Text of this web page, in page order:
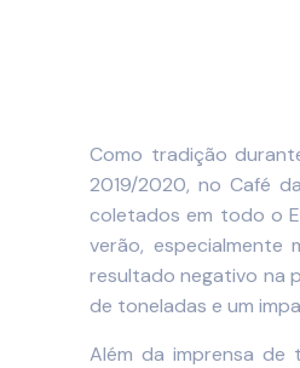
Como tradição
2019/2020, no Café
coletados em todo o
verão, especialmente
resultado negativo na
de toneladas e um
Além da imprensa